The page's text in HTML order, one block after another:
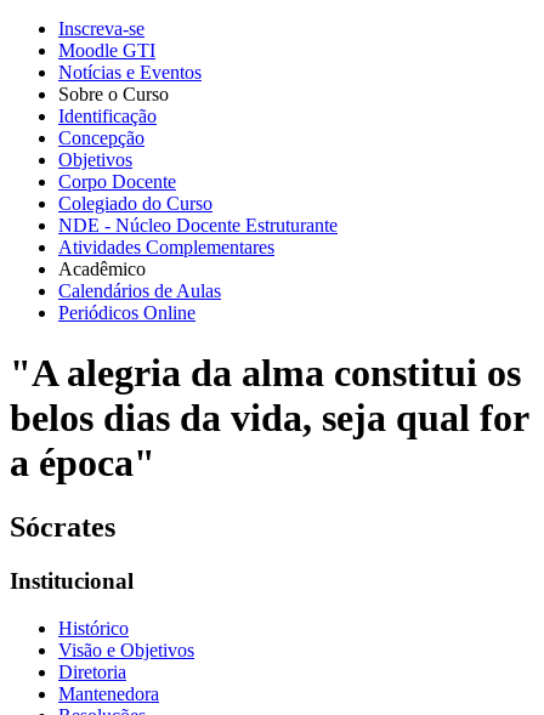
Inscreva-se
Moodle GTI
Notícias e Eventos
Sobre o Curso
Identificação
Concepção
Objetivos
Corpo Docente
Colegiado do Curso
NDE - Núcleo Docente Estruturante
Atividades Complementares
Acadêmico
Calendários de Aulas
Periódicos Online
"A alegria da alma constitui os
belos dias da vida, seja qual for
a época"
Sócrates
Institucional
Histórico
Visão e Objetivos
Diretoria
Mantenedora